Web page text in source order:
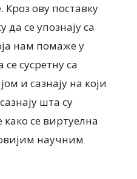
ову поставку
се упознају са
нам помаже у
сусретну са
и сазнају на који
шта су
се виртуелна
научним